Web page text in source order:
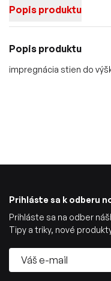
Popis produktu
Popis produktu
impregnácia stien do
Prihláste sa k odberu
Prihláste sa na odber
Tipy a triky, nové